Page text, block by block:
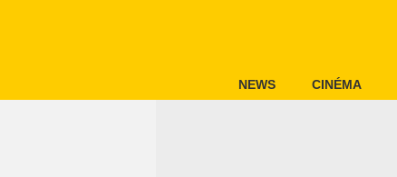
NEWS CINÉMA